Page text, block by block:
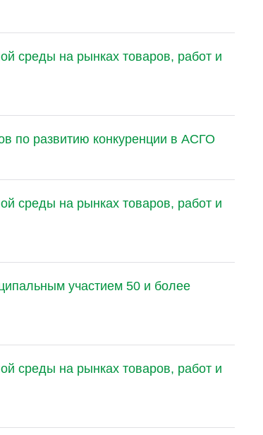
среды на рынках товаров, работ и
по развитию конкуренции в АСГО
среды на рынках товаров, работ и
участием 50 и более
среды на рынках товаров, работ и